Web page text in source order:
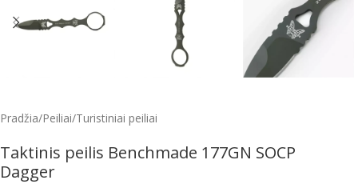
Pradžia/Peiliai/Turistiniai peiliai
Taktinis peilis Benchmade 177GN SOCP
Dagger